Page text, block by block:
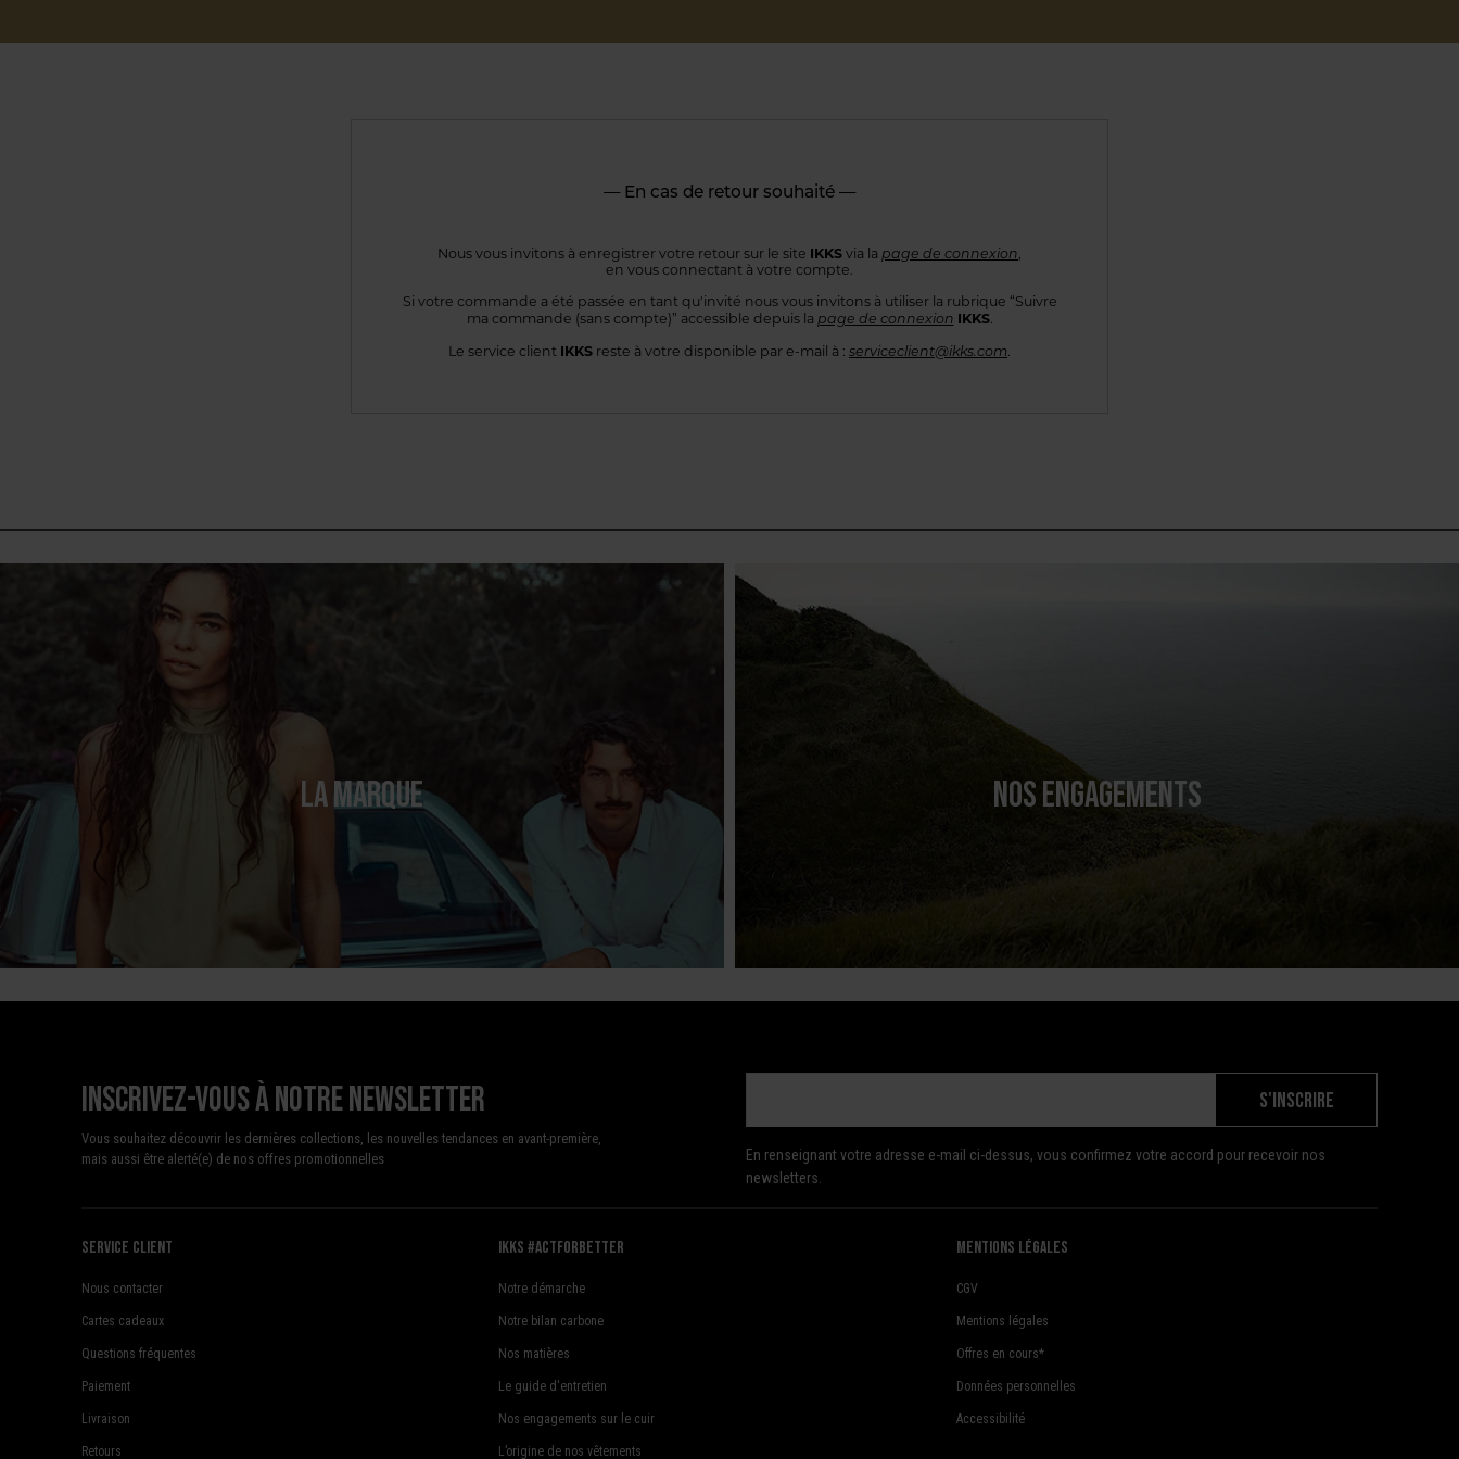
— En cas de retour souhaité —
Nous vous invitons à enregistrer votre retour sur le site IKKSvia la page de connexion
en vous connectant à votre compte.
Si votre commande a été passée en tant qu'invité nous vous invitons à utiliserla rubrique “Suivre
ma commande (sans compte)” accessible depuis la page de connexion IKKS.
Le service client IKKS reste à votre disponible par e-mail à : serviceclient@ikks.com
LA MARQUE NOS ENGAGEMENTS
Inscrivez-vous à notre newsletter
Vous souhaitez découvrir les dernières collections, les nouvelles tendances en avant-première,
mais aussi être alerté(e) de nos offres promotionnelles
S'INSCRIRE
En renseignant votre adresse e-mail ci-dessus, vous confirmez votre accord pour recevoir nos
newsletters.
Service client
Nous contacter
Cartes cadeaux
Questions fréquentes
Paiement
Livraison
Retours
Ikks #actforbetter
Notre démarche
Notre bilan carbone
Nos matières
Le guide d'entretien
Nos engagements sur le cuir
L’origine de nos vêtements
mentions légales
CGV
Mentions légales
Offres en cours*
Données personnelles
Accessibilité